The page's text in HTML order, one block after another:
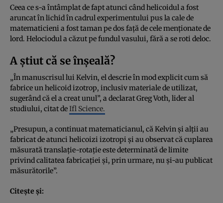
Ceea ce s-a întâmplat de fapt atunci când helicoidul a fost
aruncat în lichid în cadrul experimentului pus la cale de
matematicieni a fost taman pe dos față de cele menționate de
lord. Helociodul a căzut pe fundul vasului, fără a se roti deloc.
A știut că se înșeală?
„În manuscrisul lui Kelvin, el descrie în mod explicit cum să
fabrice un helicoid izotrop, inclusiv materiale de utilizat,
sugerând că el a creat unul”, a declarat Greg Voth, lider al
studiului, citat deIfl Science.
„Presupun, a continuat matematicianul, că Kelvin și alții au
fabricat de atunci helicoizi izotropi și au observat că cuplarea
măsurată translație-rotație este determinată de limite
privind calitatea fabricației și, prin urmare, nu și-au publicat
măsurătorile”.
Citește și: